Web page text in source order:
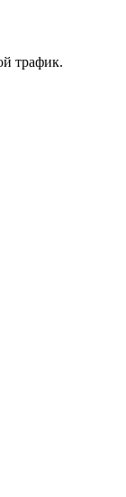
трафик.